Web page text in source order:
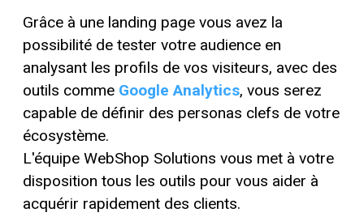
Grâce à une landing page vous avez la
possibilité de tester votre audience en
analysant les profils de vos visiteurs, avec des
outils comme Google Analytics, vous serez
capable de définir des personas clefs de votre
écosystème.
L'équipe WebShop Solutions vous met à votre
disposition tous les outils pour vous aider à
acquérir rapidement des clients.